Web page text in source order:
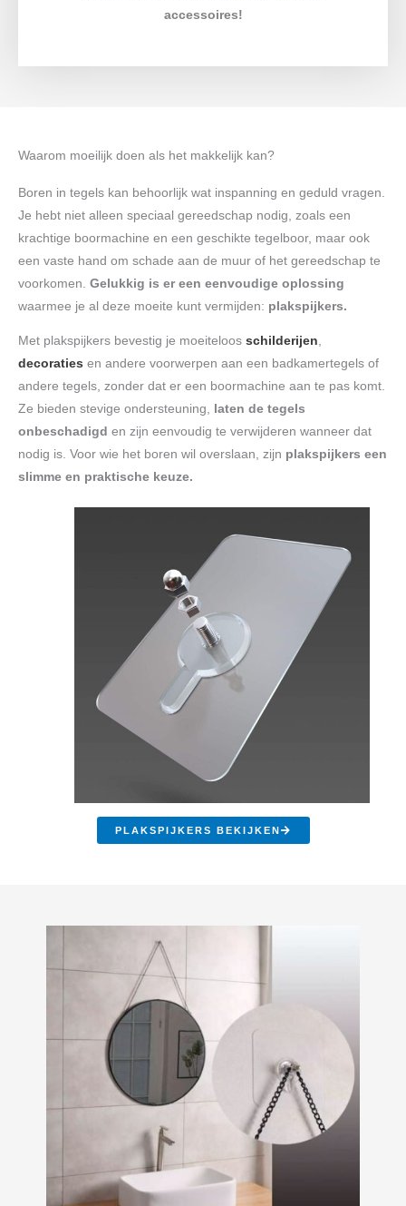
accessoires!
Waarom moeilijk doen als het makkelijk kan?
Boren in tegels kan behoorlijk wat inspanning en geduld vragen.
Je hebt niet alleen speciaal gereedschap nodig, zoals een
krachtige boormachine en een geschikte tegelboor, maar ook
een vaste hand om schade aan de muur of het gereedschap te
voorkomen. Gelukkig is er een eenvoudige oplossing
waarmee je al deze moeite kunt vermijden: plakspijkers.
Met plakspijkers bevestig je moeiteloos schilderijen,
decoraties en andere voorwerpen aan een badkamertegels of
andere tegels, zonder dat er een boormachine aan te pas komt.
Ze bieden stevige ondersteuning, laten de tegels
onbeschadigd en zijn eenvoudig te verwijderen wanneer dat
nodig is. Voor wie het boren wil overslaan, zijn plakspijkers een
slimme en praktische keuze.
PLAKSPIJKERS BEKIJKEN